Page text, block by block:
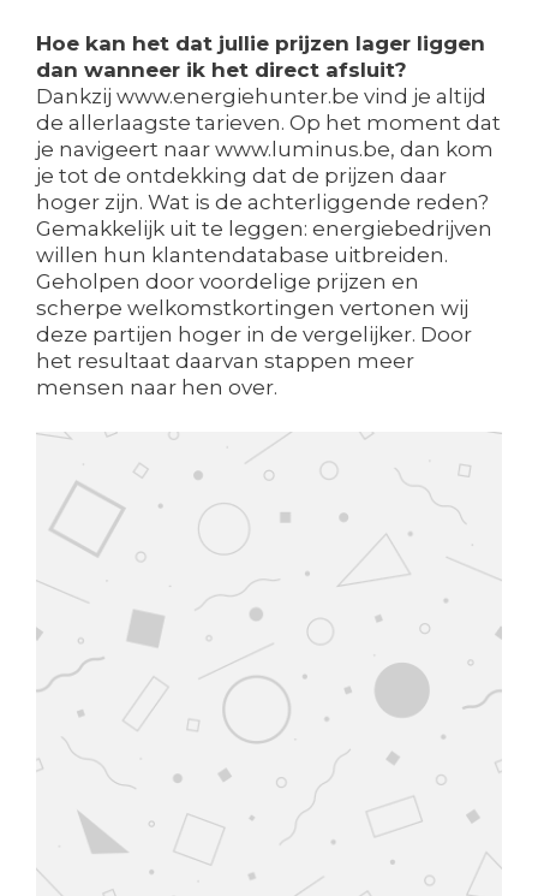
Hoe kan het dat jullie prijzen lager liggen
dan wanneer ik het direct afsluit?
Dankzij www.energiehunter.be vind je altijd
de allerlaagste tarieven. Op het moment dat
je navigeert naar www.luminus.be, dan kom
je tot de ontdekking dat de prijzen daar
hoger zijn. Wat is de achterliggende reden?
Gemakkelijk uit te leggen: energiebedrijven
willen hun klantendatabase uitbreiden.
Geholpen door voordelige prijzen en
scherpe welkomstkortingen vertonen wij
deze partijen hoger in de vergelijker. Door
het resultaat daarvan stappen meer
mensen naar hen over.